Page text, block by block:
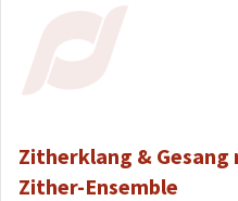
Zitherklang &
Zither-Ensemble